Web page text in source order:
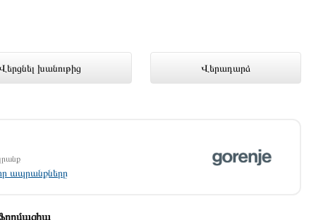
խանութից Վերադարձ
առցանց խանութում
ապրանքները